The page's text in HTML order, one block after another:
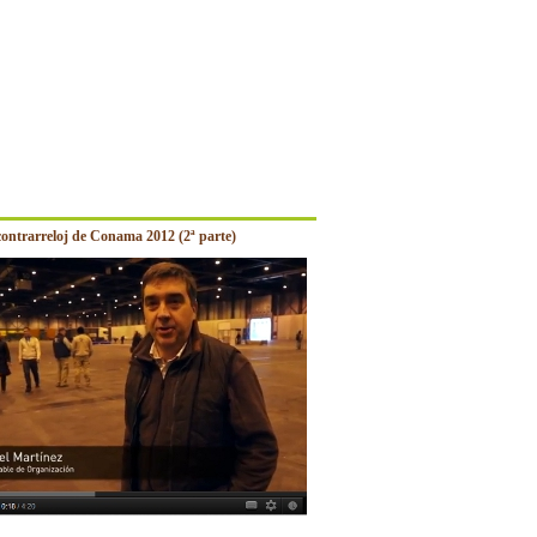
de Conama 2012 (2ª parte)